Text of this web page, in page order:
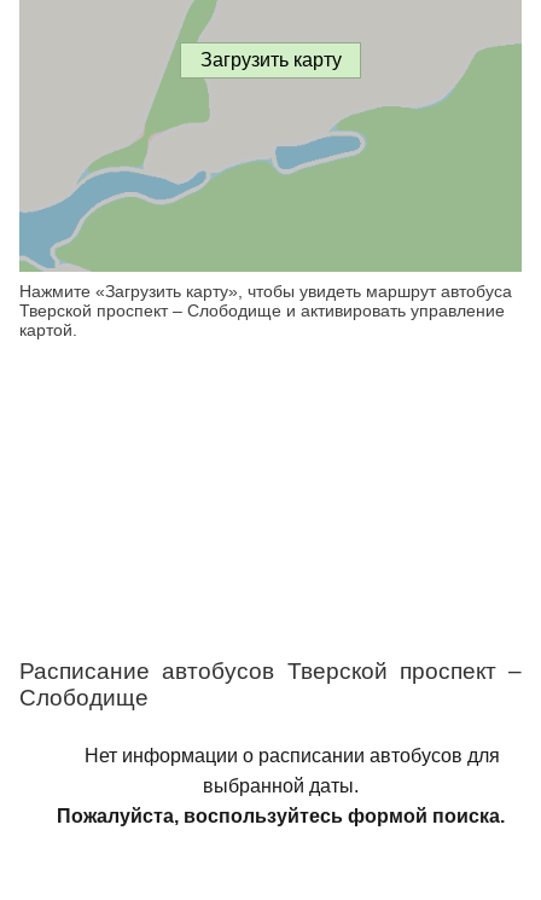
Загрузить карту
Нажмите «Загрузить карту», чтобы увидеть маршрут автобуса
Тверской проспект – Слободище и активировать управление
картой.
Расписание автобусов Тверской проспект –
Слободище
Нет информации о расписании автобусов для
выбранной даты.
Пожалуйста, воспользуйтесь формой поиска.